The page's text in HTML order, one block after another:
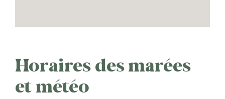
Horaires des marées
et météo